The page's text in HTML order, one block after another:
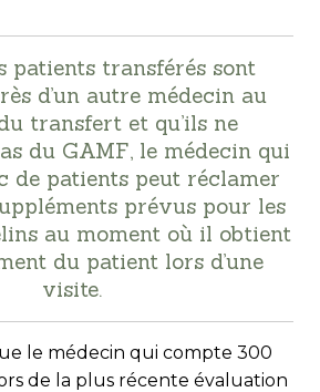
patients transférés sont
d’un autre médecin au
transfert et qu’ils ne
du GAMF, le médecin qui
de patients peut réclamer
prévus pour les
au moment où il obtient
du patient lors d’une
visite.
le médecin qui compte 300
de la plus récente évaluation